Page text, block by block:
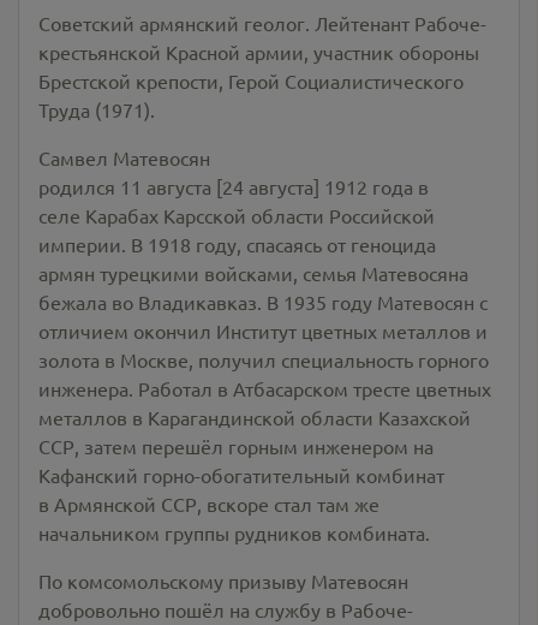
Советский армянский геолог. Лейтенант Рабоче-
крестьянской Красной армии, участник обороны
Брестской крепости, Герой Социалистического
Труда (1971).
Самвел Матевосян
родился 11 августа [24 августа] 1912 года в
селе Карабах Карсской области Российской
империи. В 1918 году, спасаясь от геноцида
армян турецкими войсками, семья Матевосяна
бежала во Владикавказ. В 1935 году Матевосян с
отличием окончил Институт цветных металлов и
золота в Москве, получил специальность горного
инженера. Работал в Атбасарском тресте цветных
металлов в Карагандинской области Казахской
ССР, затем перешёл горным инженером на
Кафанский горно-обогатительный комбинат
в Армянской ССР, вскоре стал там же
начальником группы рудников комбината.
По комсомольскому призыву Матевосян
добровольно пошёл на службу в Рабоче-